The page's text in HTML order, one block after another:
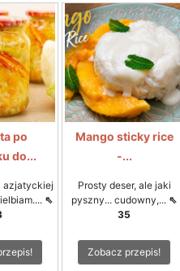
po
do...
azjatyckiej
⇖
Mango sticky rice
-...
Prosty deser, ale jaki
pyszny... cudowny,... ⇖
35
Zobacz przepis!